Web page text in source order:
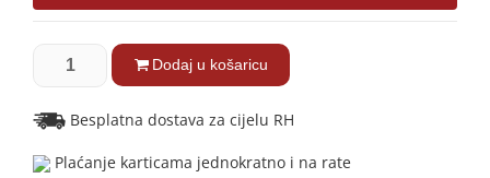
Dodaj u košaricu
Besplatna dostava za cijelu RH
Plaćanje karticama jednokratno i na rate